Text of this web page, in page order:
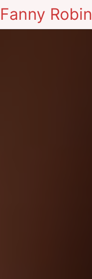
Fanny Robin